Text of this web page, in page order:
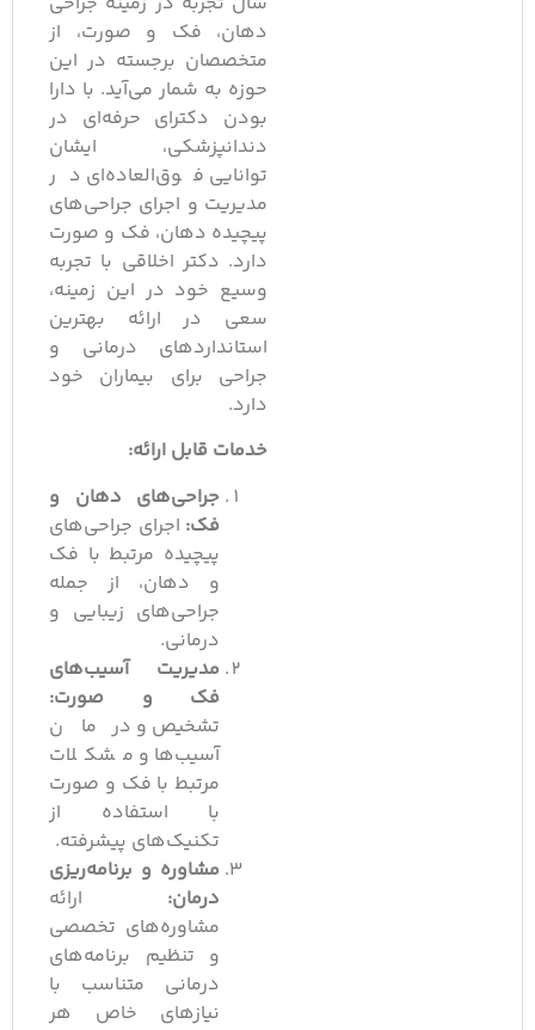
دهان، فک و صورت، از
متخصصان برجسته در این
حوزه به شمار می‌آید. با دارا
بودن دکترای حرفه‌ای در
دندانپزشکی، ایشان
توانایی فوق‌العاده‌ای در
مدیریت و اجرای جراحی‌های
پیچیده دهان، فک و صورت
دارد. دکتر اخلاقی با تجربه
وسیع خود در این زمینه،
سعی در ارائه بهترین
استانداردهای درمانی و
جراحی برای بیماران خود
خدمات قابل ارائه:
جراحی‌های دهان و
اجرای جراحی‌های
پیچیده مرتبط با فک
و دهان، از جمله
جراحی‌های زیبایی و
درمانی.
مدیریت آسیب‌های
فک و صورت:
تشخیص و درمان
آسیب‌ها و مشکلات
مرتبط با فک و صورت
با استفاده از
تکنیک‌های پیشرفته.
مشاوره و برنامه‌ریزی
درمان:ارائه
مشاوره‌های تخصصی
و تنظیم برنامه‌‌های
درمانی متناسب با
نیازهای خاص هر